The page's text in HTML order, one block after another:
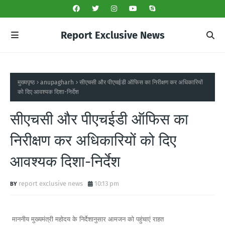
Report Exclusive News
मुख्यपृष्ठ anupagharh
सीएचसी और पीएचईडी ऑफिस का निरीक्षण कर अधिकारियों
को दिए आवश्यक दिशा-निर्देश
सीएचसी और पीएचईडी ऑफिस का
निरीक्षण कर अधिकारियों को दिए
आवश्यक दिशा-निर्देश
report exclusive news 10:13 pm
माननीय मुख्यमंत्री महोदय के निर्देशानुसार आमजन को पहुंचाएं राहत